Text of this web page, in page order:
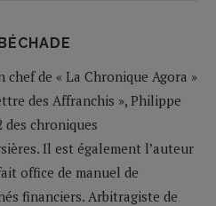
chef de « La Chronique Agora »
des Affranchis », Philippe
des chroniques
Il est également l’auteur
office de manuel de
financiers. Arbitragiste de